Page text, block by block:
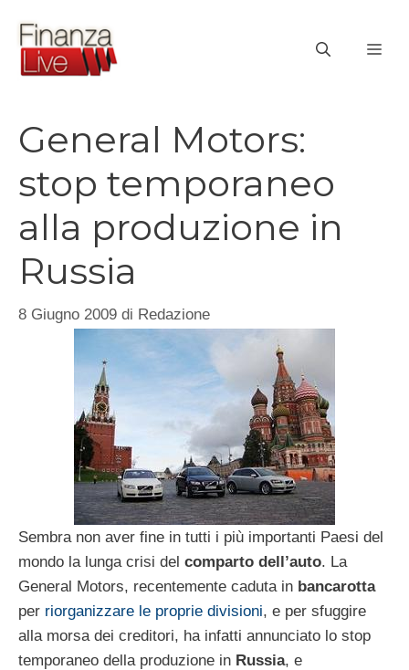
contenuto
General Motors:
stop temporaneo
alla produzione in
Russia
8 Giugno 2009 di Redazione
Sembra non aver fine in tutti i più importanti Paesi del
mondo la lunga crisi del comparto dell’auto. La
General Motors, recentemente caduta in bancarotta
per riorganizzare le proprie divisioni, e per sfuggire
alla morsa dei creditori, ha infatti annunciato lo stop
temporaneo della produzione in Russia, e